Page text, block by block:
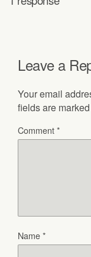
Leave a
Your email
fields are marked
Comment*
Name*